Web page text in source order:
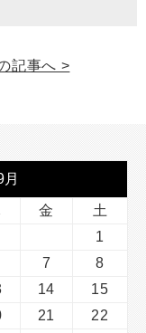
記事へ >
金
土
1
7
8
14
15
21
22